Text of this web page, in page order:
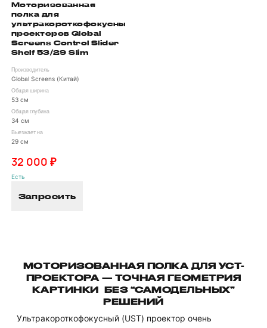
Моторизованная
полка для
ультракороткофокусных
проекторов Global
Screens Control Slider
Shelf 53/29 Slim
Производитель
Global Screens (Китай)
Общая ширина
53 см
Общая глубина
34 см
Выезжает на
29 см
32 000 ₽
Есть
Запросить
МОТОРИЗОВАННАЯ ПОЛКА ДЛЯ УСТ-
ПРОЕКТОРА — ТОЧНАЯ ГЕОМЕТРИЯ
КАРТИНКИ БЕЗ “САМОДЕЛЬНЫХ”
РЕШЕНИЙ
Ультракороткофокусный (UST) проектор очень